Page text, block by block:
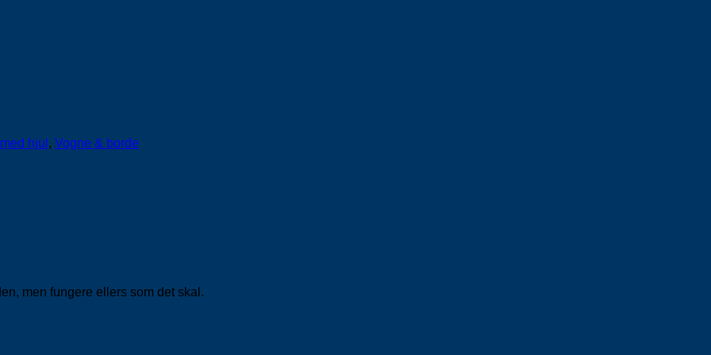
hjul , Vogne & borde
men fungere ellers som det skal.